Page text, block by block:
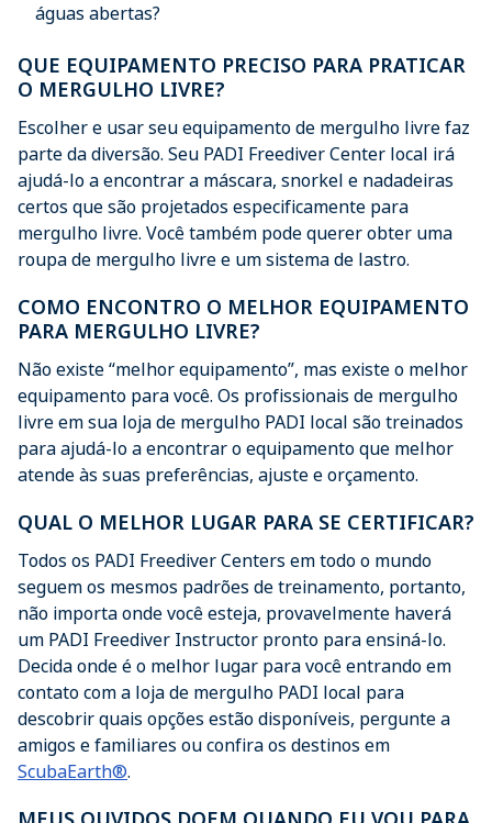
águas abertas?
QUE EQUIPAMENTO PRECISO PARA PRATICAR
O MERGULHO LIVRE?
Escolher e usar seu equipamento de mergulho livre faz
parte da diversão. Seu PADI Freediver Center local irá
ajudá-lo a encontrar a máscara, snorkel e nadadeiras
certos que são projetados especificamente para
mergulho livre. Você também pode querer obter uma
roupa de mergulho livre e um sistema de lastro.
COMO ENCONTRO O MELHOR EQUIPAMENTO
PARA MERGULHO LIVRE?
Não existe “melhor equipamento”, mas existe o melhor
equipamento para você. Os profissionais de mergulho
livre em sua loja de mergulho PADI local são treinados
para ajudá-lo a encontrar o equipamento que melhor
atende às suas preferências, ajuste e orçamento.
QUAL O MELHOR LUGAR PARA SE CERTIFICAR?
Todos os PADI Freediver Centers em todo o mundo
seguem os mesmos padrões de treinamento, portanto,
não importa onde você esteja, provavelmente haverá
um PADI Freediver Instructor pronto para ensiná-lo.
Decida onde é o melhor lugar para você entrando em
contato com a loja de mergulho PADI local para
descobrir quais opções estão disponíveis, pergunte a
amigos e familiares ou confira os destinos em
ScubaEarth®.